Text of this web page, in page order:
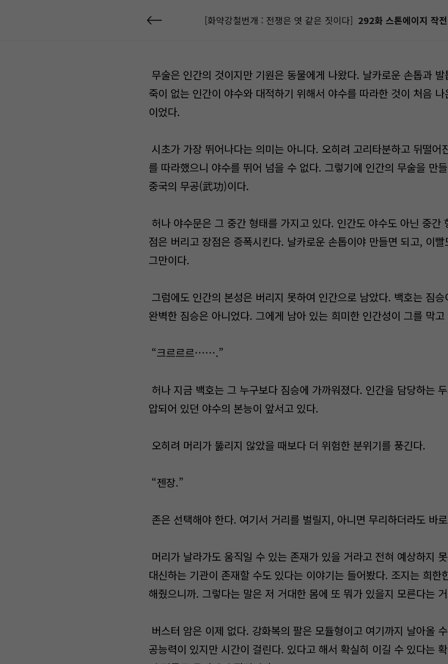
[화약강철번개 : 전쟁은 엿 같은 짓이다] 292화 스톤에이지 작
무술은 인간의 것이지만 기원은 동물에게 나왔다. 날카로운 손톱과
죽이 없는 인간이 야수와 대적하기 위해서 야수를 따라한 것이 처음
이었다.
시초가 가장 뛰어나다는 의미는 아니다. 오히려 고리타분하고 뒤떨어
를 따라했으니 야수를 뛰어 넘을 수 없다. 그렇기에 인간의 무술을 만
중국의 무공(武功)이다.
허나 야수문은 그 중간 형태를 가지고 있다. 인간도 야수도 아닌 중간
점은 버리고 장점은 증폭시킨다. 날카로운 손톱이야 만들면 되고, 이빨
그만이다.
그럼에도 인간의 본성은 버리지 못하여 인간으로 남았다. 백호는 짐
완벽한 짐승은 아니었다. 그에게 남아 있는 희미한 인간성이 그를 막고
“크르르르…….”
허나 지금 백호는 그 누구보다 짐승에 가까워졌다. 인간을 담당하는
압되어 있던 야수의 본능이 앞서고 있다.
오히려 머리가 뚫리지 않았을 때보다 더 위험한 분위기를 풍긴다.
“젠장.”
존은 선택해야 한다. 여기서 거리를 벌릴지, 아니면 무리하더라도 바
머리가 날라가도 움직일 수 있는 존재가 있을 거라고 전혀 예상하지
대신하는 기관이 존재할 수도 있다는 이야기는 들어봤다. 조지는 희한
해줬으니까. 그렇다는 말은 저 거대한 몸에 또 뭐가 있을지 모른다는
버스터 암은 이제 없다. 강화복의 팔은 모듈형이고 여기까지 날아올
공능력이 있지만 시간이 걸린다. 있다고 해서 확실히 이길 수 있다는